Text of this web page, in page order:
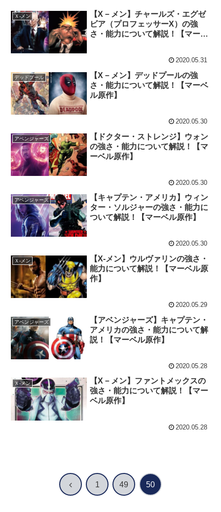
Ｘ‐メン
【X－メン】チャールズ・エグゼ
ビア（プロフェッサーX）の強
さ・能力について解説！【マーベ
2020.05.31
デッドプール
【X－メン】デッドプールの強
さ・能力について解説！【マーベ
ル原作】
2020.05.30
アベンジャーズ
【ドクター・ストレンジ】ウォン
の強さ・能力について解説！【マ
ーベル原作】
2020.05.30
アベンジャーズ
【キャプテン・アメリカ】ウィン
ター・ソルジャーの強さ・能力に
ついて解説！【マーベル原作】
2020.05.30
Ｘ‐メン
【X-メン】ウルヴァリンの強さ・
能力について解説！【マーベル原
作】
2020.05.29
アベンジャーズ
【アベンジャーズ】キャプテン・
アメリカの強さ・能力について解
説！【マーベル原作】
2020.05.28
Ｘ‐メン
【X－メン】ファントメックスの
強さ・能力について解説！【マー
ベル原作】
2020.05.28
前 1 49 50